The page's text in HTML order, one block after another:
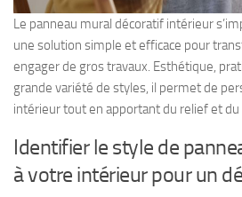
Le panneau mural décoratif intérieur
une solution simple et efficace pour
engager de gros travaux. Esthétique,
grande variété de styles, il permet de
intérieur tout en apportant du relief et du
Identifier le style de
à votre intérieur pour un